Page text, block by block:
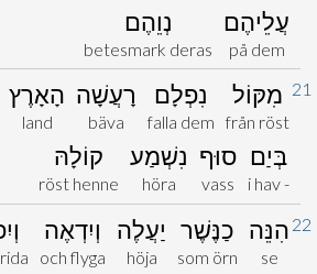
עֲלֵיהֶם
på dem
נְוֵהֶם
betesmark deras
21 מִקּוֹל
från röst
נִפְלָם
falla dem
רָעֲשָׁה
bäva
הָאָרֶץ
land
בְּיַם
i hav -
סוּף
vass
נִשְׁמַע
höra
קוֹלָהּ
röst henne
22 הִנֵּה
se
כַנֶּשֶׁר
som örn
יַעֲלֶה
höja
וְיִדְאֶה
och flyga